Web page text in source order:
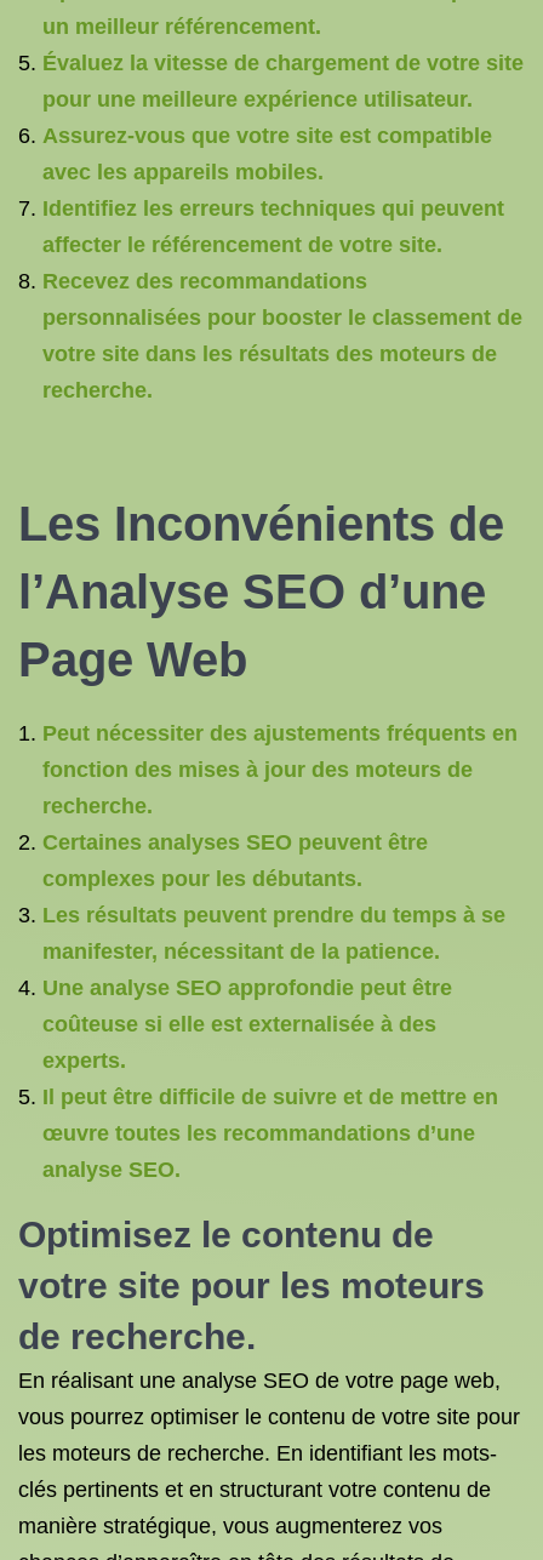
un meilleur référencement.
Évaluez la vitesse de chargement de votre site
pour une meilleure expérience utilisateur.
Assurez-vous que votre site est compatible
avec les appareils mobiles.
Identifiez les erreurs techniques qui peuvent
affecter le référencement de votre site.
Recevez des recommandations
personnalisées pour booster le classement de
votre site dans les résultats des moteurs de
recherche.
Les Inconvénients de
l’Analyse SEO d’une
Page Web
Peut nécessiter des ajustements fréquents en
fonction des mises à jour des moteurs de
recherche.
Certaines analyses SEO peuvent être
complexes pour les débutants.
Les résultats peuvent prendre du temps à se
manifester, nécessitant de la patience.
Une analyse SEO approfondie peut être
coûteuse si elle est externalisée à des
experts.
Il peut être difficile de suivre et de mettre en
œuvre toutes les recommandations d’une
analyse SEO.
Optimisez le contenu de
votre site pour les moteurs
de recherche.
En réalisant une analyse SEO de votre page web,
vous pourrez optimiser le contenu de votre site pour
les moteurs de recherche. En identifiant les mots-
clés pertinents et en structurant votre contenu de
manière stratégique, vous augmenterez vos